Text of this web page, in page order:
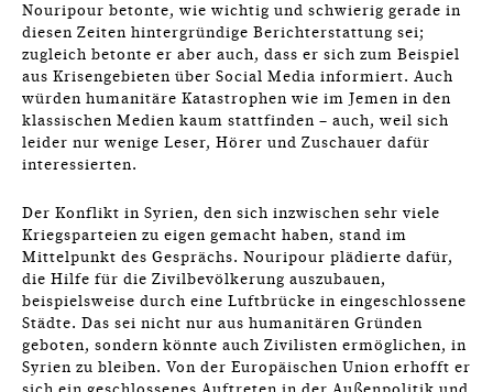
Nouripour betonte, wie wichtig und schwierig gerade in
diesen Zeiten hintergründige Berichterstattung sei;
zugleich betonte er aber auch, dass er sich zum Beispiel
aus Krisengebieten über Social Media informiert. Auch
würden humanitäre Katastrophen wie im Jemen in den
klassischen Medien kaum stattfinden – auch, weil sich
leider nur wenige Leser, Hörer und Zuschauer dafür
interessierten.
Der Konflikt in Syrien, den sich inzwischen sehr viele
Kriegsparteien zu eigen gemacht haben, stand im
Mittelpunkt des Gesprächs. Nouripour plädierte dafür,
die Hilfe für die Zivilbevölkerung auszubauen,
beispielsweise durch eine Luftbrücke in eingeschlossene
Städte. Das sei nicht nur aus humanitären Gründen
geboten, sondern könnte auch Zivilisten ermöglichen, in
Syrien zu bleiben. Von der Europäischen Union erhofft er